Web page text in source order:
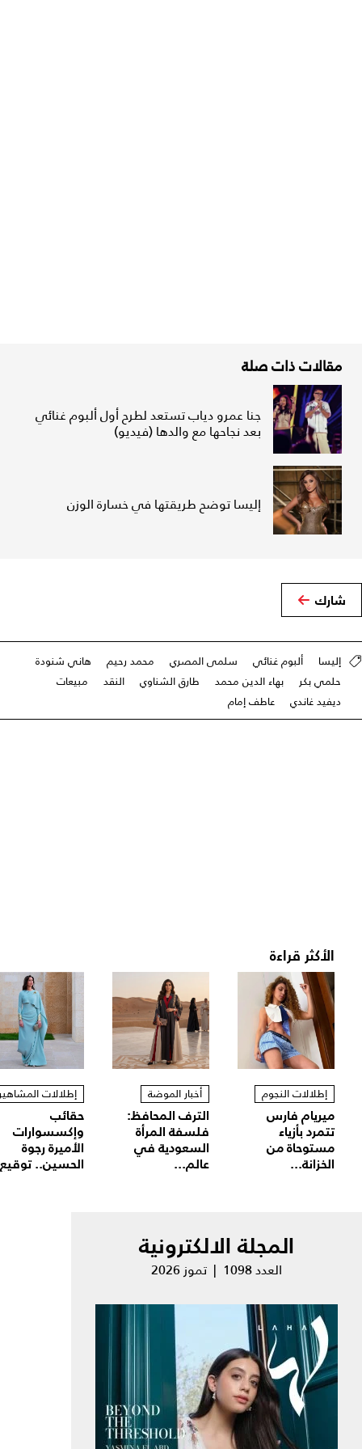
مقالات ذات صلة
جنا عمرو دياب تستعد لطرح أول ألبوم غنائي
بعد نجاحها مع والدها (فيديو)
إليسا توضح طريقتها في خسارة الوزن
شارك
إليسا ألبوم غنائي سلمى المصري محمد رحيم
هاني شنودة
حلمي بكر
بهاء الدين محمد طارق الشناوي النقد
مبيعات
ديفيد غاندي
عاطف إمام
الأكثر قراءة
إطلالات النجوم
ميريام فارس
تتمرد بأزياء
مستوحاة من
الخزانة...
أخبار الموضة
الترف المحافظ:
فلسفة المرأة
السعودية في
عالم...
إطلالات
حقائب
وإكسسوارات
الأميرة رجوة
الحسين..
المجلة الالكترونية
العدد 1098 | تموز 2026